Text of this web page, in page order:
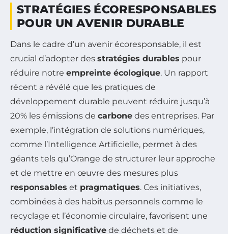
STRATÉGIES ÉCORESPONSABLES
POUR UN AVENIR DURABLE
Dans le cadre d’un avenir écoresponsable, il est
crucial d’adopter des stratégies durables pour
réduire notre empreinte écologique. Un rapport
récent a révélé que les pratiques de
développement durable peuvent réduire jusqu’à
20% les émissions de carbone des entreprises. Par
exemple, l’intégration de solutions numériques,
comme l’Intelligence Artificielle, permet à des
géants tels qu’Orange de structurer leur approche
et de mettre en œuvre des mesures plus
responsables et pragmatiques. Ces initiatives,
combinées à des habitus personnels comme le
recyclage et l’économie circulaire, favorisent une
réduction significative de déchets et de